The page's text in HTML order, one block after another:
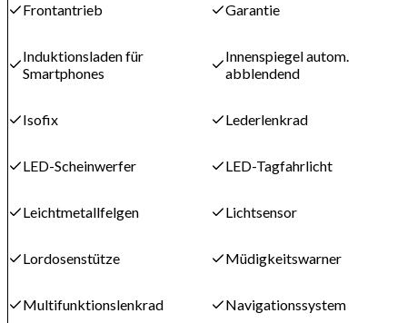
Frontantrieb Garantie
Induktionsladen für
Smartphones
Innenspiegel autom.
abblendend
Isofix Lederlenkrad
LED-Scheinwerfer LED-Tagfahrlicht
Leichtmetallfelgen Lichtsensor
Lordosenstütze Müdigkeitswarner
Multifunktionslenkrad Navigationssystem